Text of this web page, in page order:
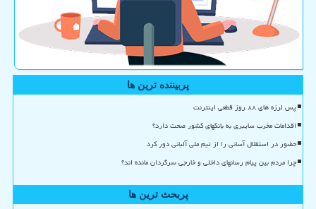
پربیننده ترین ها
پس لرزه های ۸۸ روز قطعی اینترنت
اقدامات مخرب سایبری به بانکهای کشور صحت دارد؟
حضور در استقلال آسانی را از تیم ملی آلبانی دور کرد
چرا مردم بین پیام رسانهای داخلی و خارجی سرگردان مانده اند؟
پربحث ترین ها